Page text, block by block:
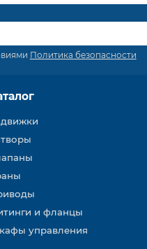
Политика безопасности
и фланцы
управления